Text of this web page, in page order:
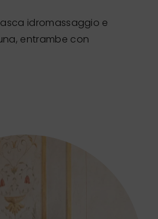
idromassaggio e
entrambe con